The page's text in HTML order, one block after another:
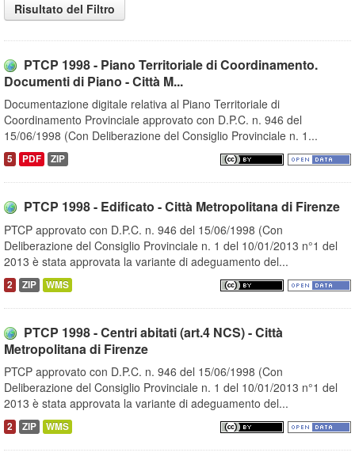
Risultato del Filtro
PTCP 1998 - Piano Territoriale di Coordinamento.
Documenti di Piano - Città M...
Documentazione digitale relativa al Piano Territoriale di
Coordinamento Provinciale approvato con D.P.C. n. 946 del
15/06/1998 (Con Deliberazione del Consiglio Provinciale n. 1...
5 PDF ZIP
PTCP 1998 - Edificato - Città Metropolitana di Firenze
PTCP approvato con D.P.C. n. 946 del 15/06/1998 (Con
Deliberazione del Consiglio Provinciale n. 1 del 10/01/2013 n°1 del
2013 è stata approvata la variante di adeguamento del...
2 ZIP WMS
PTCP 1998 - Centri abitati (art.4 NCS) - Città
Metropolitana di Firenze
PTCP approvato con D.P.C. n. 946 del 15/06/1998 (Con
Deliberazione del Consiglio Provinciale n. 1 del 10/01/2013 n°1 del
2013 è stata approvata la variante di adeguamento del...
2 ZIP WMS